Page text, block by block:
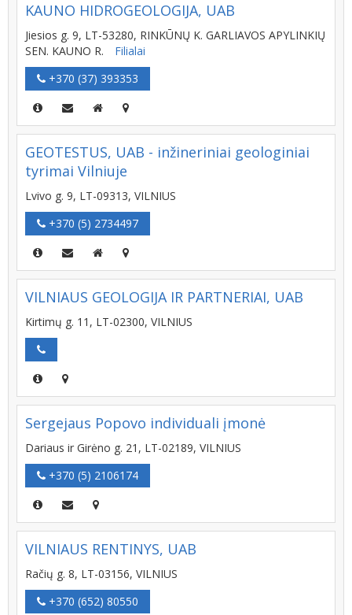
KAUNO HIDROGEOLOGIJA, UAB
Jiesios g. 9, LT-53280, RINKŪNŲ K. GARLIAVOS APYLINKIŲ
SEN. KAUNO R.
Filialai
+370 (37) 393353
GEOTESTUS, UAB - inžineriniai geologiniai
tyrimai Vilniuje
Lvivo g. 9, LT-09313, VILNIUS
+370 (5) 2734497
VILNIAUS GEOLOGIJA IR PARTNERIAI, UAB
Kirtimų g. 11, LT-02300, VILNIUS
Sergejaus Popovo individuali įmonė
Dariaus ir Girėno g. 21, LT-02189, VILNIUS
+370 (5) 2106174
VILNIAUS RENTINYS, UAB
Račių g. 8, LT-03156, VILNIUS
+370 (652) 80550